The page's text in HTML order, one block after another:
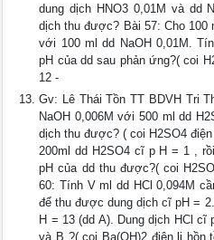
dung dịch HNO3 0,01M và dd
dịch thu được? Bài 57: Cho 100
với 100 ml dd NaOH 0,01M.
pH của dd sau phản ứng?( coi
12 -
Gv: Lê Thái Tồn TT BDVH Tri
NaOH 0,006M với 500 ml dd
dịch thu được? ( coi H2SO4
200ml dd H2SO4 cĩ p H = 1 ,
pH của dd thu được?( coi
60: Tính V ml dd HCl 0,094M
để thu được dung dịch cĩ pH =
H = 13 (dd A). Dung dịch HCl
và B ?( coi Ba(OH)2 điện li hồn